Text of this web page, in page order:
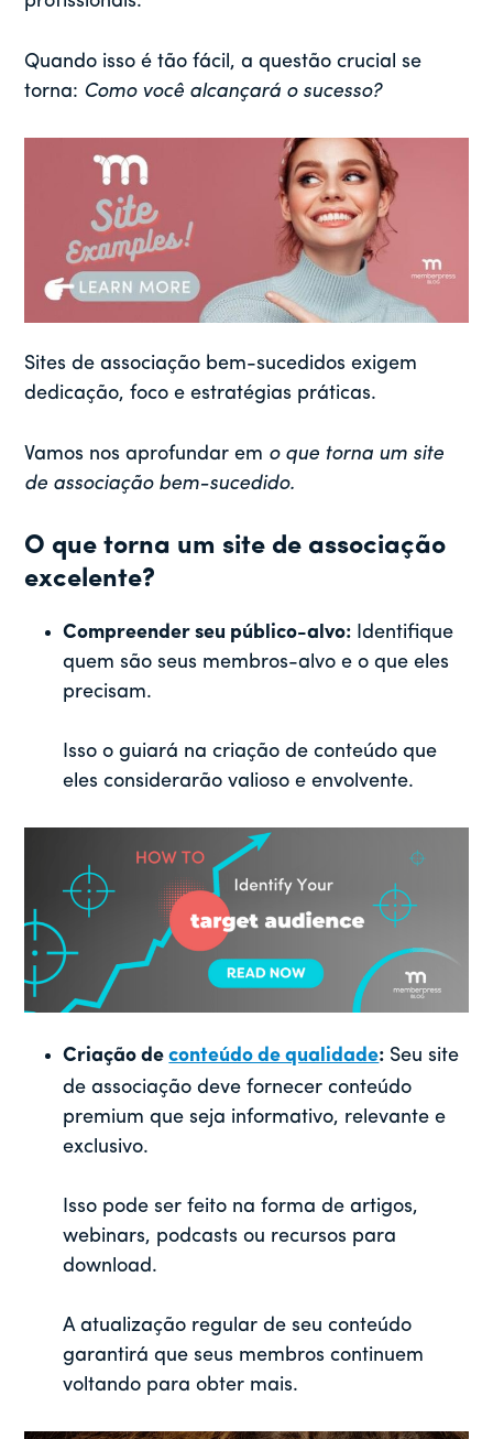
Quando isso é tão fácil, a questão crucial se
torna: Como você alcançará o sucesso?
Sites de associação bem-sucedidos exigem
dedicação, foco e estratégias práticas.
Vamos nos aprofundar em o que torna um site
de associação bem-sucedido.
O que torna um site de associação
excelente?
Compreender seu público-alvo: Identifique
quem são seus membros-alvo e o que eles
precisam.
Isso o guiará na criação de conteúdo que
eles considerarão valioso e envolvente.
Criação deconteúdo de qualidade: Seu site
de associação deve fornecer conteúdo
premium que seja informativo, relevante e
exclusivo.
Isso pode ser feito na forma de artigos,
webinars, podcasts ou recursos para
download.
A atualização regular de seu conteúdo
garantirá que seus membros continuem
voltando para obter mais.